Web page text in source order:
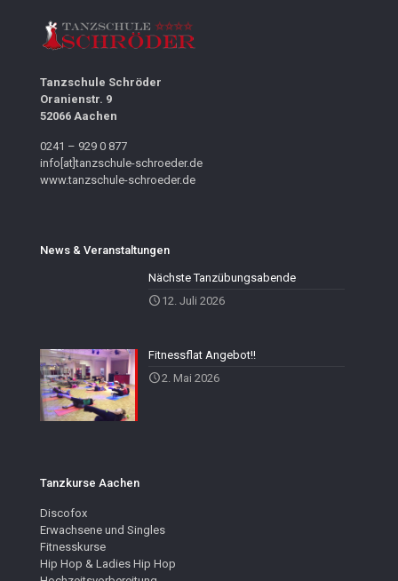
Tanzschule Schröder
Oranienstr. 9
52066 Aachen
0241 – 929 0 877
info[at]tanzschule-schroeder.de
www.tanzschule-schroeder.de
News & Veranstaltungen
Nächste Tanzübungsabende
12. Juli 2026
Fitnessflat Angebot!!
2. Mai 2026
Tanzkurse Aachen
Discofox
Erwachsene und Singles
Fitnesskurse
Hip Hop & Ladies Hip Hop